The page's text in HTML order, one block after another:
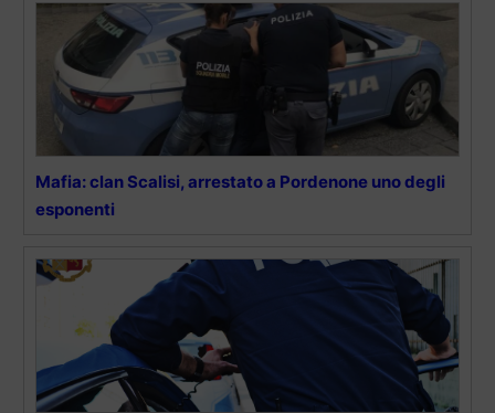
Mafia: clan Scalisi, arrestato a Pordenone uno degli
esponenti